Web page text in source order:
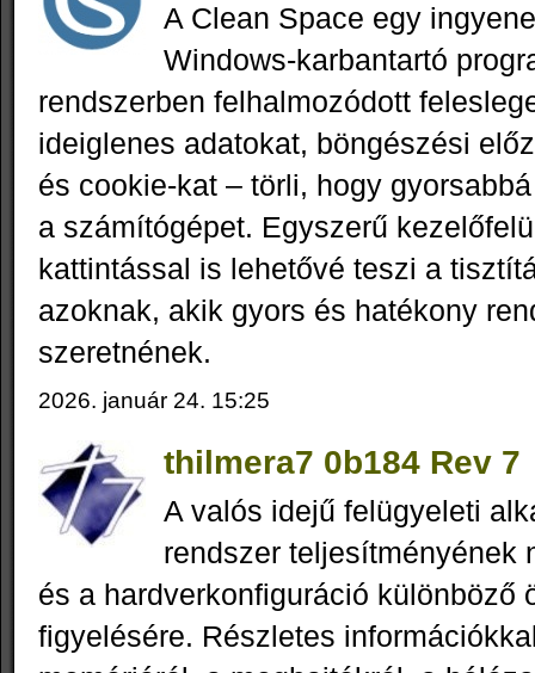
A Clean Space egy
Windows‑karbantartó
rendszerben felhalmozódott
ideiglenes adatokat, böngészési
és cookie‑kat – törli, hogy
a számítógépet. Egyszerű
kattintással is lehetővé teszi a
azoknak, akik gyors és hatékony
szeretnének.
2026. január 24. 15:25
thilmera7 0b184 Rev 7
A valós idejű felügyeleti
rendszer teljesítményének
és a hardverkonfiguráció különböző
figyelésére. Részletes